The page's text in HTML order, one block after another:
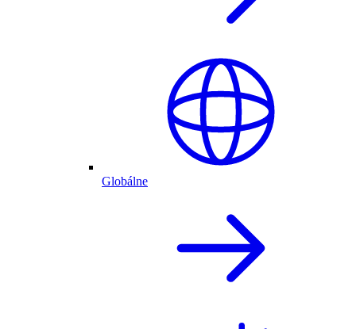
Globálne